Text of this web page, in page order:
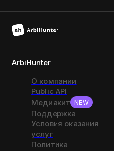
ArbiHunter
О компании
Public API
Медиакит NEW
Поддержка
Условия оказания
услуг
Политика